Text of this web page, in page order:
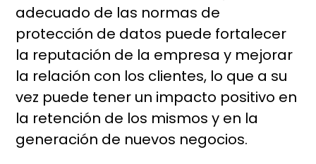
adecuado de las normas de
protección de datos puede fortalecer
la reputación de la empresa y mejorar
la relación con los clientes, lo que a su
vez puede tener un impacto positivo en
la retención de los mismos y en la
generación de nuevos negocios.